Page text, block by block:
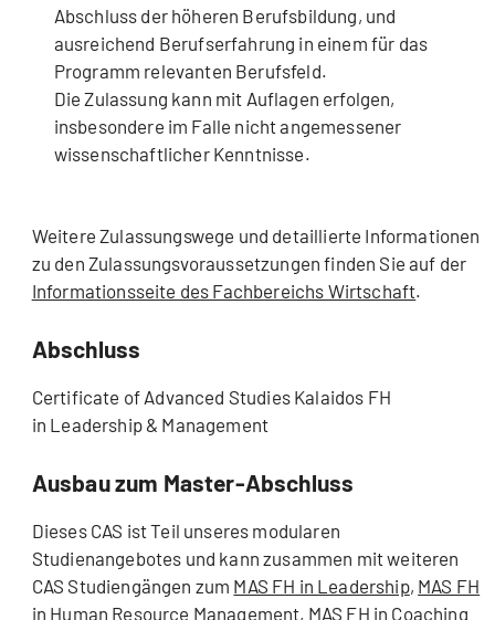
Abschluss der höheren Berufsbildung, und
ausreichend Berufserfahrung in einem für das
Programm relevanten Berufsfeld.
Die Zulassung kann mit Auflagen erfolgen,
insbesondere im Falle nicht angemessener
wissenschaftlicher Kenntnisse.
Weitere Zulassungswege und detaillierte Informationen
zu den Zulassungsvoraussetzungen finden Sie auf der
Informationsseite des Fachbereichs Wirtschaft.
Abschluss
Certificate of Advanced Studies Kalaidos FH
in Leadership & Management
Ausbau zum Master-Abschluss
Dieses CAS ist Teil unseres modularen
Studienangebotes und kann zusammen mit weiteren
CAS Studiengängen zum MAS FH in Leadership, MAS FH
in Human Resource Management, MAS FH in Coaching